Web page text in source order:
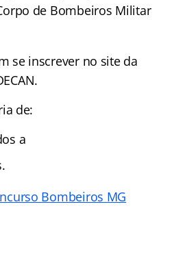
de Bombeiros Militar
se inscrever no site da
de:
a
Bombeiros MG